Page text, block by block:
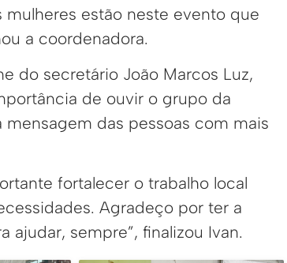
estão neste evento que
a coordenadora.
do secretário João Marcos Luz,
de ouvir o grupo da
das pessoas com mais
fortalecer o trabalho local
Agradeço por ter a
ajudar, sempre”, finalizou Ivan.